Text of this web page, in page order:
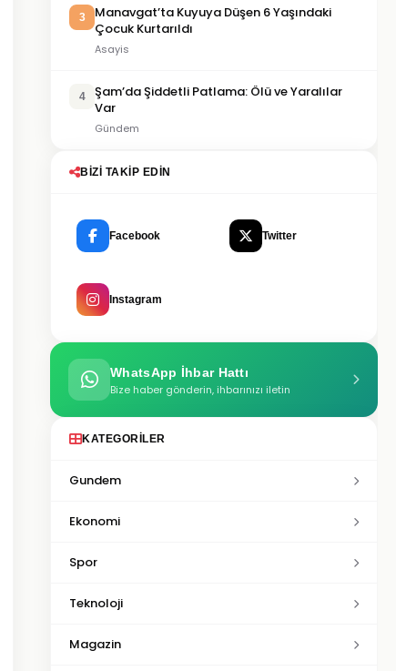
3
Manavgat’ta Kuyuya Düşen 6 Yaşındaki
Çocuk Kurtarıldı
Asayis
4
Şam’da Şiddetli Patlama: Ölü ve Yaralılar
Var
Gündem
BIZI TAKIP EDIN
Facebook Twitter
Instagram
WhatsApp İhbar Hattı
Bize haber gönderin, ihbarınızı iletin
KATEGORILER
Gundem
Ekonomi
Spor
Teknoloji
Magazin